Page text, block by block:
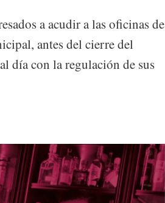
a acudir a las oficinas de
antes del cierre del
día con la regulación de sus